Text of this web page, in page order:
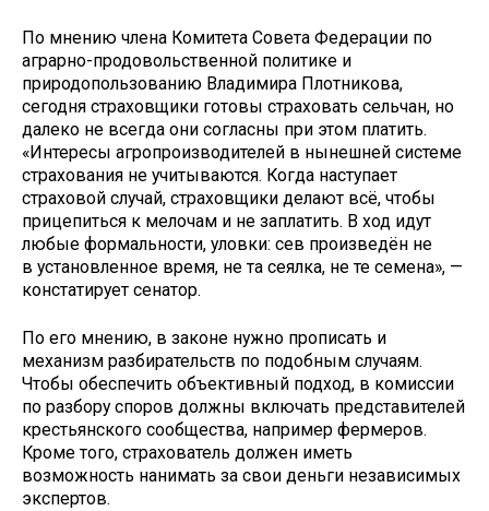
По мнению члена Комитета Совета Федерации по
аграрно-продовольственной политике и
природопользованию Владимира Плотникова,
сегодня страховщики готовы страховать сельчан, но
далеко не всегда они согласны при этом платить.
«Интересы агропроизводителей в нынешней системе
страхования не учитываются. Когда наступает
страховой случай, страховщики делают всё, чтобы
прицепиться к мелочам и не заплатить. В ход идут
любые формальности, уловки: сев произведён не
в установленное время, не та сеялка, не те семена», —
констатирует сенатор.
По его мнению, в законе нужно прописать и
механизм разбирательств по подобным случаям.
Чтобы обеспечить объективный подход, в комиссии
по разбору споров должны включать представителей
крестьянского сообщества, например фермеров.
Кроме того, страхователь должен иметь
возможность нанимать за свои деньги независимых
экспертов.